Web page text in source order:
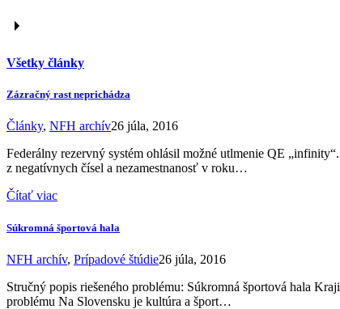
Všetky články
Zázračný rast neprichádza
Články, NFH archív26 júla, 2016
Federálny rezervný systém ohlásil možné utlmenie QE
z negatívnych čísel a nezamestnanosť v roku…
Čítať viac
Súkromná športová hala
NFH archív, Prípadové štúdie26 júla, 2016
Stručný popis riešeného problému: Súkromná športová hala
problému Na Slovensku je kultúra a šport…